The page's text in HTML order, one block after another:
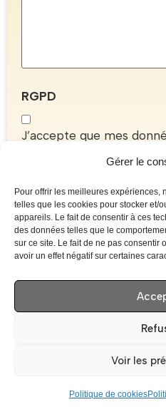
Gérer le
Pour offrir les meilleures expériences,
telles que les cookies pour stocker et/
appareils. Le fait de consentir à ces
des données telles que le
sur ce site. Le fait de ne pas consentir
avoir un effet négatif sur certaines
Voir les
Politique de cookies
RGPD
J’accepte que mes
utilisation interne et ce
demande. En aucun cas
transmises à des tiers.
CAPTCHA
Haut de la page